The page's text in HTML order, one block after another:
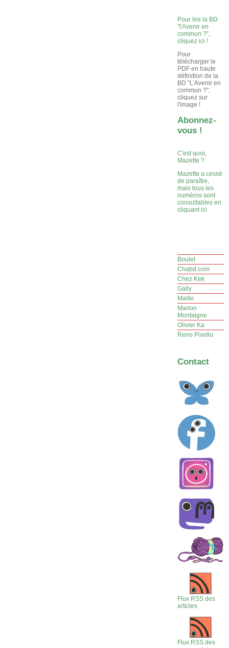
Pour lire la BD
"l'Avenir en
commun ?",
cliquez ici !
Pour
télécharger le
PDF en haute
définition de la
BD "L'Avenir en
commun ?",
cliquez sur
l'image !
Abonnez-
vous !
C'est quoi,
Mazette ?
Mazette a cessé
de paraître,
mais tous les
numéros sont
consultables en
cliquant ici
Boulet
Chabd.com
Chez Kek
Gally
Maliki
Marion
Montaigne
Olivier Ka
Reno Pixellu
Contact
Flux RSS des
articles
Flux RSS des